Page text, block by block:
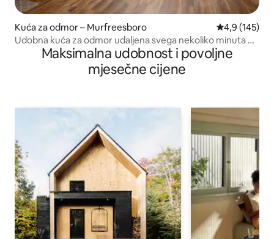
Kuća za odmor – Murfreesboro Prosječna
4,9 (145)
Udobna kuća za odmor udaljena svega nekoliko minuta od
rudnika dijamanata.
Maksimalna udobnost i povoljne
mjesečne cijene